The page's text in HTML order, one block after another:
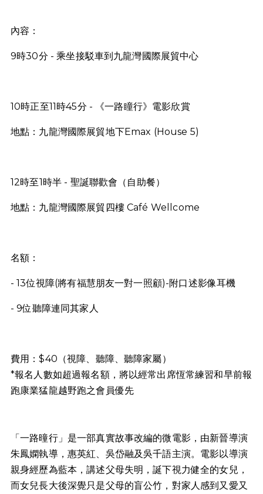
內容：
9時30分 - 乘坐接駁車到九龍灣國際展貿中心
10時正至11時45分 - 《一路瞳行》電影欣賞
地點：九龍灣國際展貿地下Emax (House 5)
12時至1時半 - 聖誕聯歡會（自助餐）
地點：九龍灣國際展貿四樓 Café Wellcome
名額：
- 13位視障(將有福慧朋友一對一照顧)-附口述影像耳機
- 9位聽障連同其家人
費用：$40（視障、聽障、聽障家屬）
*報名人數如超過報名額，將以經常出席恆常練習和早前報
跑康業猛龍越野跑之會員優先
「一路曈行」是一部真實故事改編的微電影，由新晉導演
朱鳳嫻執導，惠英紅、吳岱融及吳千語主演。電影以導演
親身經歷為藍本，講述父母失明，誕下視力健全的女兒，
而女兒長大後深覺只是父母的盲公竹，對家人感到又愛又